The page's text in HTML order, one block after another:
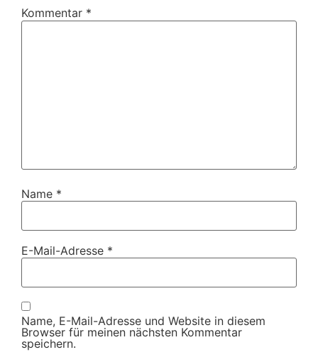
Kommentar *
Name *
E-Mail-Adresse *
Name, E-Mail-Adresse und Website in diesem
Browser für meinen nächsten Kommentar
speichern.